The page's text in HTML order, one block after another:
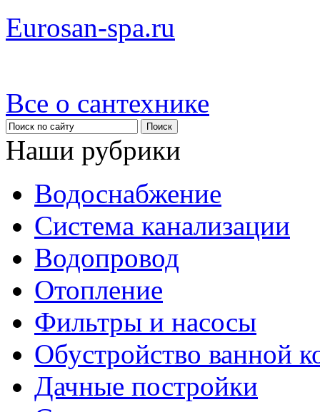
Eurosan-spa.ru
Все о сантехнике
Наши рубрики
Водоснабжение
Система канализации
Водопровод
Отопление
Фильтры и насосы
Обустройство ванной
Дачные постройки